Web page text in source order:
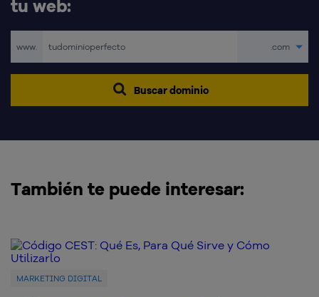
tu web:
www. .com
Buscar dominio
También te puede interesar:
MARKETING DIGITAL